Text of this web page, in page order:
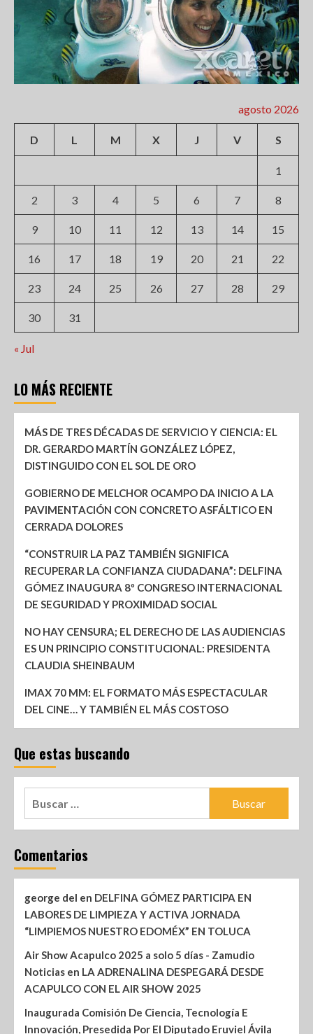
agosto 2026
D L M X J V S
1
2 3 4 5 6 7 8
9 10 11 12 13 14 15
16 17 18 19 20 21 22
23 24 25 26 27 28 29
30 31
« Jul
LO MÁS RECIENTE
MÁS DE TRES DÉCADAS DE SERVICIO Y CIENCIA: EL
DR. GERARDO MARTÍN GONZÁLEZ LÓPEZ,
DISTINGUIDO CON EL SOL DE ORO
GOBIERNO DE MELCHOR OCAMPO DA INICIO A LA
PAVIMENTACIÓN CON CONCRETO ASFÁLTICO EN
CERRADA DOLORES
“CONSTRUIR LA PAZ TAMBIÉN SIGNIFICA
RECUPERAR LA CONFIANZA CIUDADANA”: DELFINA
GÓMEZ INAUGURA 8º CONGRESO INTERNACIONAL
DE SEGURIDAD Y PROXIMIDAD SOCIAL
NO HAY CENSURA; EL DERECHO DE LAS AUDIENCIAS
ES UN PRINCIPIO CONSTITUCIONAL: PRESIDENTA
CLAUDIA SHEINBAUM
IMAX 70 MM: EL FORMATO MÁS ESPECTACULAR
DEL CINE… Y TAMBIÉN EL MÁS COSTOSO
Que estas buscando
Comentarios
george del en DELFINA GÓMEZ PARTICIPA EN
LABORES DE LIMPIEZA Y ACTIVA JORNADA
“LIMPIEMOS NUESTRO EDOMÉX” EN TOLUCA
Air Show Acapulco 2025 a solo 5 días - Zamudio
Noticias en LA ADRENALINA DESPEGARÁ DESDE
ACAPULCO CON EL AIR SHOW 2025
Inaugurada Comisión De Ciencia, Tecnología E
Innovación, Presedida Por El Diputado Eruviel Ávila